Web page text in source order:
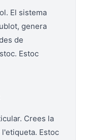
El sistema
genera
de
Estoc
Crees la
Estoc